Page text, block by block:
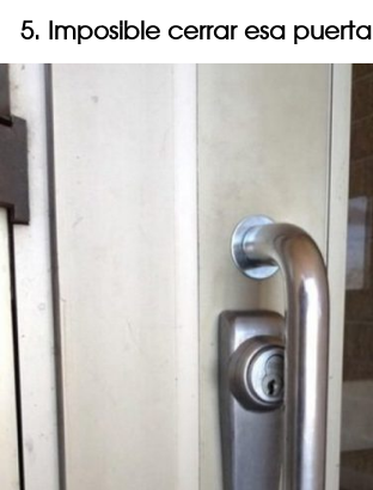
5. Imposible cerrar esa puerta